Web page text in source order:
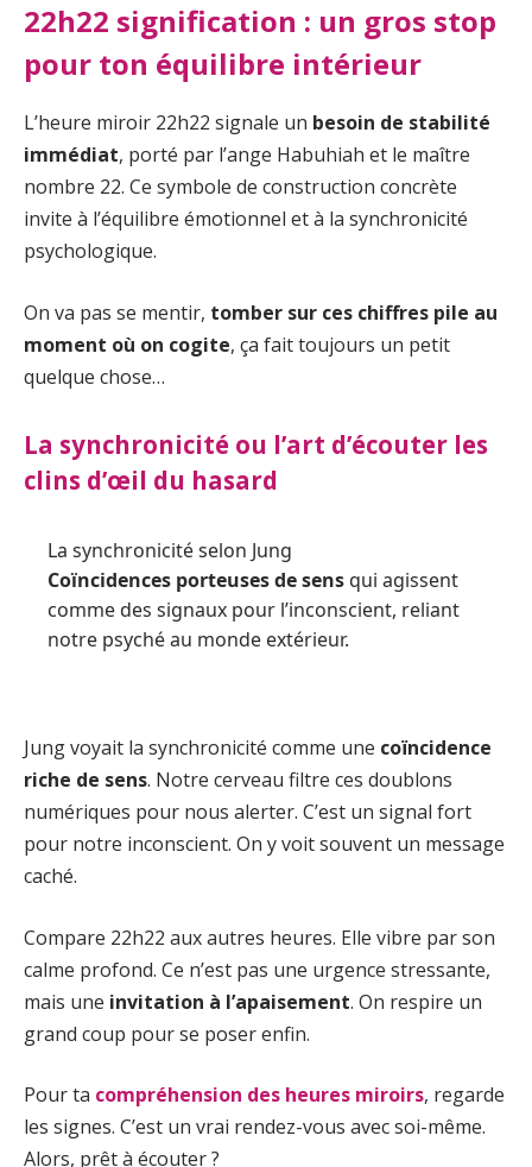
22h22 signification : un gros stop
pour ton équilibre intérieur
L’heure miroir 22h22 signale un besoin de stabilité
immédiat, porté par l’ange Habuhiah et le maître
nombre 22. Ce symbole de construction concrète
invite à l’équilibre émotionnel et à la synchronicité
psychologique.
On va pas se mentir, tomber sur ces chiffres pile au
moment où on cogite, ça fait toujours un petit
quelque chose…
La synchronicité ou l’art d’écouter les
clins d’œil du hasard
La synchronicité selon Jung
Coïncidences porteuses de sensqui agissent
comme des signaux pour l’inconscient, reliant
notre psyché au monde extérieur.
Jung voyait la synchronicité comme une coïncidence
riche de sens. Notre cerveau filtre ces doublons
numériques pour nous alerter. C’est un signal fort
pour notre inconscient. On y voit souvent un message
caché.
Compare 22h22 aux autres heures. Elle vibre par son
calme profond. Ce n’est pas une urgence stressante,
mais une invitation à l’apaisement. On respire un
grand coup pour se poser enfin.
Pour ta compréhension des heures miroirs, regarde
les signes. C’est un vrai rendez-vous avec soi-même.
Alors, prêt à écouter ?